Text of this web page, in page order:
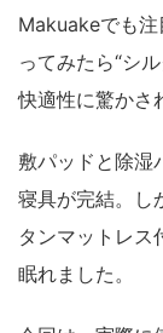
Makuakeでも
ってみたら“シ
快適性に驚かさ
敷パッドと除湿
寝具が完結。し
タンマットレス
眠れました。